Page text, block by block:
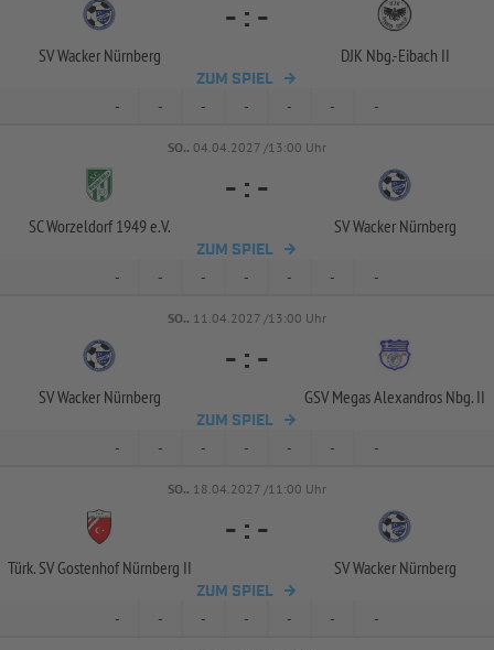
SV Wacker Nürnberg
- : -
DJK Nbg.-Eibach II
ZUM SPIEL
- - - - - - -
SO.. 04.04.2027 /13:00 Uhr
SC Worzeldorf 1949 e.V.
- : -
SV Wacker Nürnberg
ZUM SPIEL
- - - - - - -
SO.. 11.04.2027 /13:00 Uhr
SV Wacker Nürnberg
- : -
GSV Megas Alexandros Nbg. II
ZUM SPIEL
- - - - - - -
SO.. 18.04.2027 /11:00 Uhr
Türk. SV Gostenhof Nürnberg II
- : -
SV Wacker Nürnberg
ZUM SPIEL
- - - - - - -